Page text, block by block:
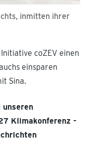
inmitten ihrer
coZEV einen
einsparen
Sina.
unseren
Klimakonferenz -